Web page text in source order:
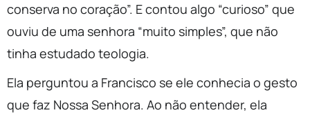
conserva no coração”. E contou algo “curioso” que
ouviu de uma senhora “muito simples”, que não
tinha estudado teologia.
Ela perguntou a Francisco se ele conhecia o gesto
que faz Nossa Senhora. Ao não entender, ela